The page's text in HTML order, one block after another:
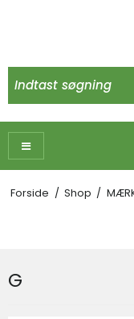
Forside / Shop /
G